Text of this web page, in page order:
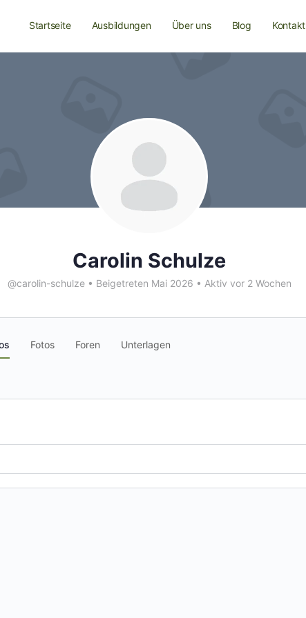
Startseite Ausbildungen Über uns Blog Kontakt
Carolin Schulze
@carolin-schulze • Beigetreten Mai 2026 • Aktiv vor 2 Wochen
Fotos Foren Unterlagen